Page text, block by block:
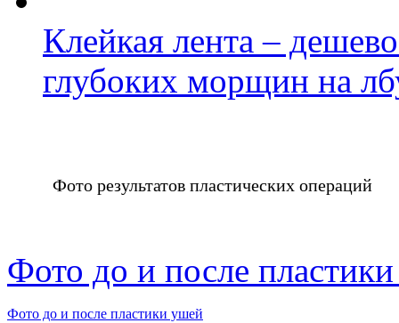
Клейкая лента –
глубоких морщин на
Фото результатов пластических операций
Фото до и после
Фото до и после пластики ушей